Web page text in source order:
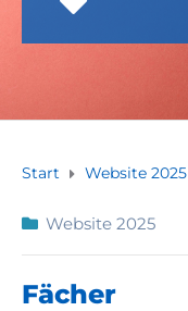
Start Website 2025
Website 2025
Fächer